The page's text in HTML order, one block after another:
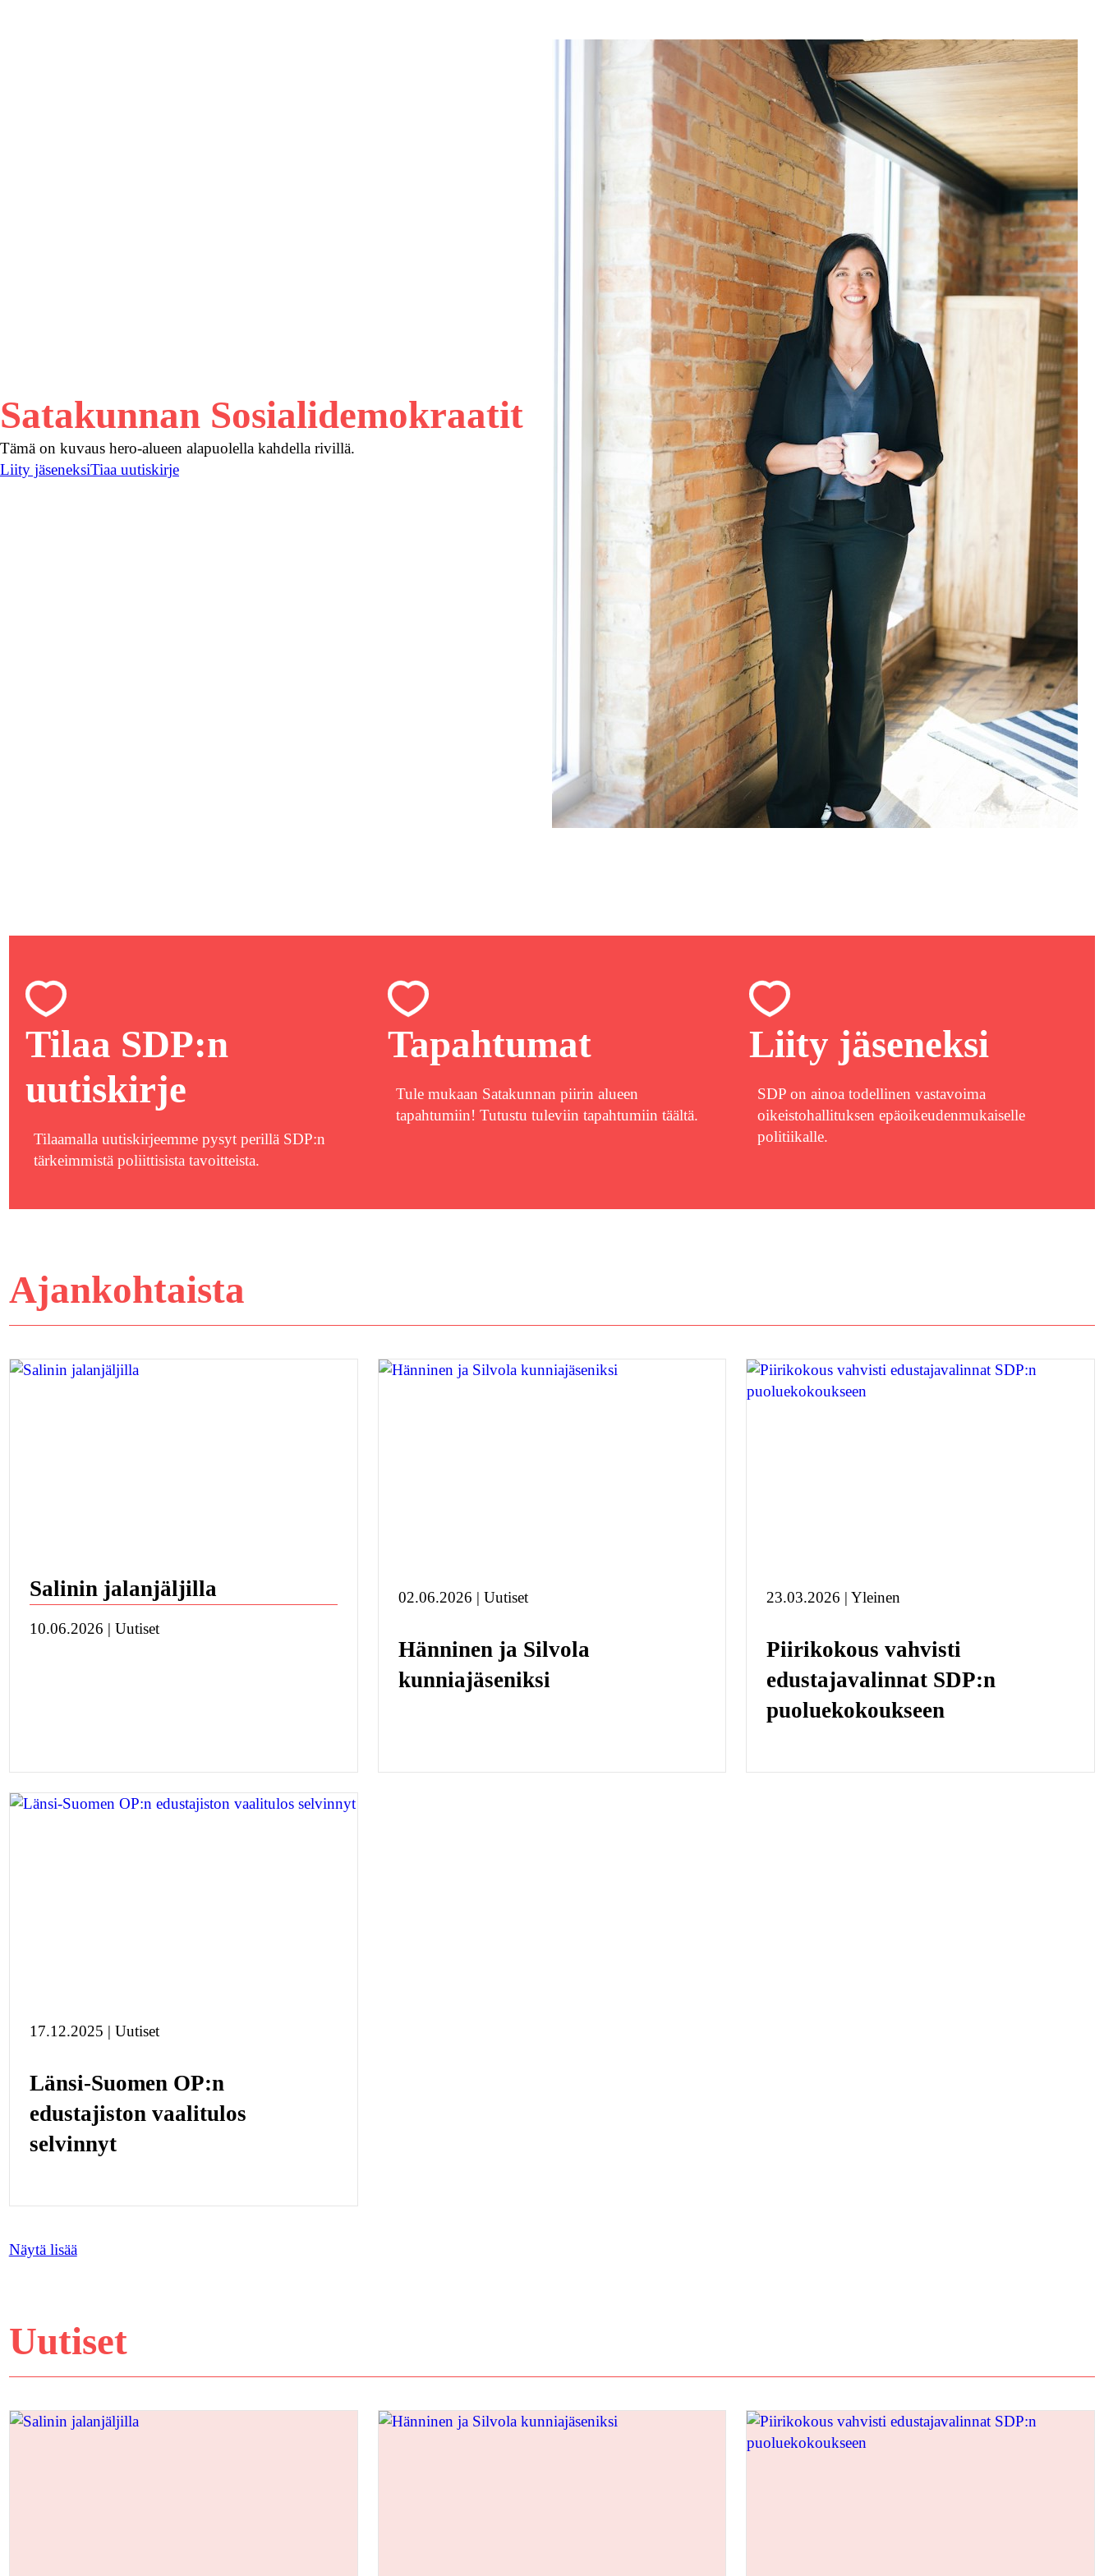
Satakunnan Sosialidemokraatit
Tämä on kuvaus hero-alueen alapuolella kahdella rivillä.
Liity jäseneksiTiaa uutiskirje
Tilaa SDP:n
uutiskirje
Tilaamalla uutiskirjeemme pysyt perillä SDP:n
tärkeimmistä poliittisista tavoitteista.
Tapahtumat
Tule mukaan Satakunnan piirin alueen
tapahtumiin! Tutustu tuleviin tapahtumiin täältä.
Liity jäseneksi
SDP on ainoa todellinen vastavoima
oikeistohallituksen epäoikeudenmukaiselle
politiikalle.
Ajankohtaista
Salinin jalanjäljilla
10.06.2026 | Uutiset
02.06.2026 | Uutiset
Hänninen ja Silvola
kunniajäseniksi
23.03.2026 | Yleinen
Piirikokous vahvisti
edustajavalinnat SDP:n
puoluekokoukseen
17.12.2025 | Uutiset
Länsi-Suomen OP:n
edustajiston vaalitulos
selvinnyt
Näytä lisää
Uutiset